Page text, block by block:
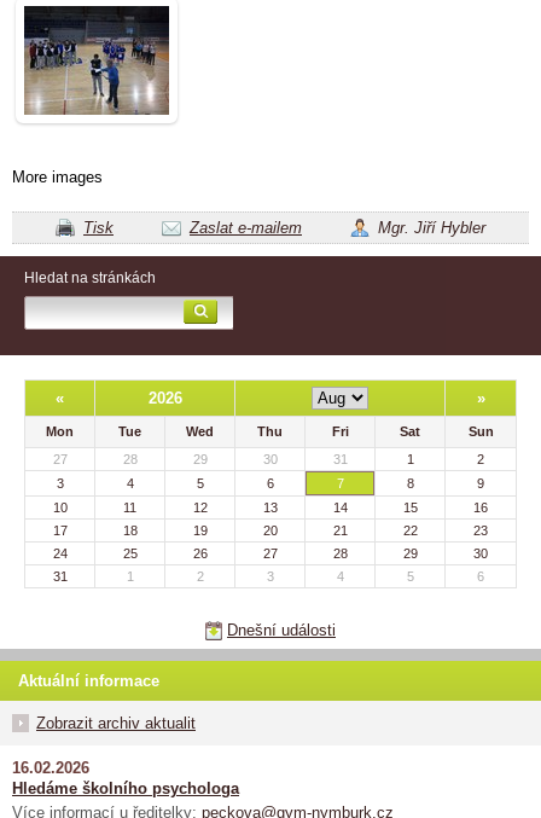
More images
Tisk Zaslat e-mailem Mgr. Jiří Hybler
Hledat na stránkách
« 2026 »
Mon Tue Wed Thu Fri Sat
Sun
27
28 29 30 31 1
2
3
4 5 6 7 8
9
10
11 12 13 14 15
16
17
18 19 20 21 22
23
24
25 26 27 28 29
30
31
1 2 3 4 5 6
Dnešní události
Aktuální informace
Zobrazit archiv aktualit
16.02.2026
Hledáme školního psychologa
Více informací u ředitelky: peckova@gym-nymburk.cz